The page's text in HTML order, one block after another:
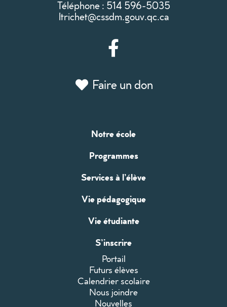
Téléphone : 514 596-5035
ltrichet@cssdm.gouv.qc.ca
Faire un don
Notre école
Programmes
Services à l’élève
Vie pédagogique
Vie étudiante
S’inscrire
Portail
Futurs élèves
Calendrier scolaire
Nous joindre
Nouvelles